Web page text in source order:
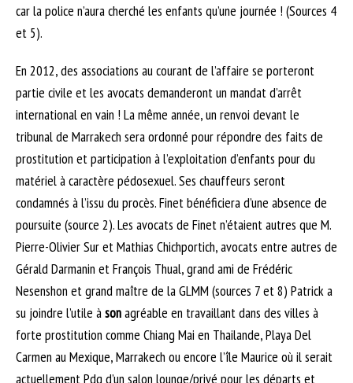
car la police n’aura cherché les enfants qu’une journée ! (Sources 4
et 5).
En 2012, des associations au courant de l’affaire se porteront
partie civile et les avocats demanderont un mandat d’arrêt
international en vain ! La même année, un renvoi devant le
tribunal de Marrakech sera ordonné pour répondre des faits de
prostitution et participation à l’exploitation d’enfants pour du
matériel à caractère pédosexuel. Ses chauffeurs seront
condamnés à l’issu du procès. Finet bénéficiera d’une absence de
poursuite (source 2). Les avocats de Finet n’étaient autres que M.
Pierre-Olivier Sur et Mathias Chichportich, avocats entre autres de
Gérald Darmanin et François Thual, grand ami de Frédéric
Nesenshon et grand maître de la GLMM (sources 7 et 8) Patrick a
su joindre l’utile àsonagréable en travaillant dans des villes à
forte prostitution comme Chiang Mai en Thailande, Playa Del
Carmen au Mexique, Marrakech ou encore l’île Maurice où il serait
actuellement Pdg d’un salon lounge/privé pour les départs et